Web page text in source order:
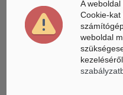
mesterséges intelligenciával
Látó robotkerekesszék
mozgáskorlátozott
Belföldi hírek
A
Cookie-
weboldal